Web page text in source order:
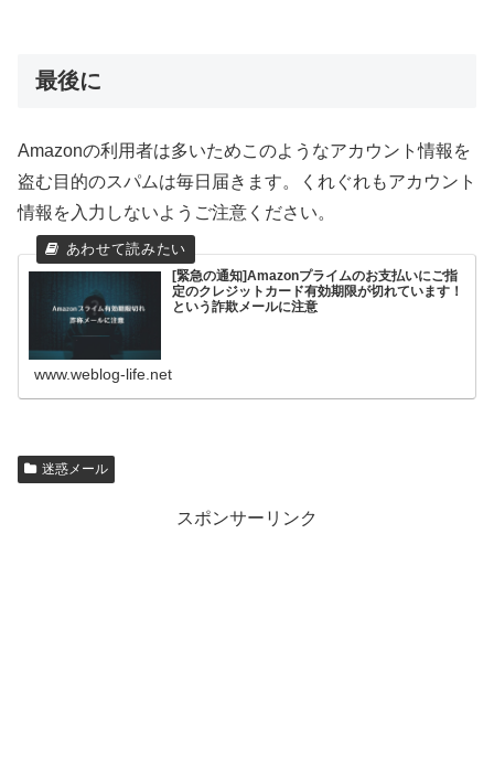
最後に
Amazonの利用者は多いためこのようなアカウント情報を
盗む目的のスパムは毎日届きます。くれぐれもアカウント
情報を入力しないようご注意ください。
[緊急の通知]Amazonプライムのお支払いにご指
定のクレジットカード有効期限が切れています！
という詐欺メールに注意
www.weblog-life.net
迷惑メール
スポンサーリンク